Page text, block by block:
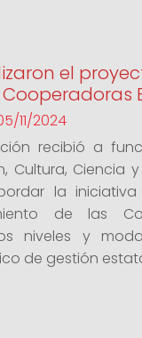
el
11/2024
recibió a
Cultura, Ciencia
la
de las
niveles y
de gestión